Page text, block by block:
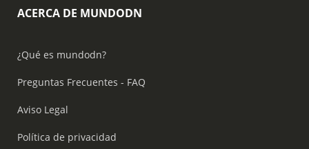
ACERCA DE MUNDODN
¿Qué es mundodn?
Preguntas Frecuentes - FAQ
Aviso Legal
Política de privacidad